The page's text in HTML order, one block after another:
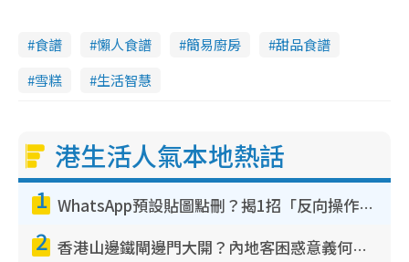
食譜 懶人食譜 簡易廚房
甜品食譜
雪糕
生活智慧
港生活人氣本地熱話
1 WhatsApp預設貼圖點刪？揭1招「反向操作」還原簡潔介面 附3步實測教學
2 香港山邊鐵閘邊門大開？內地客困惑意義何在！網民神回覆：呢種叫法理性防禦